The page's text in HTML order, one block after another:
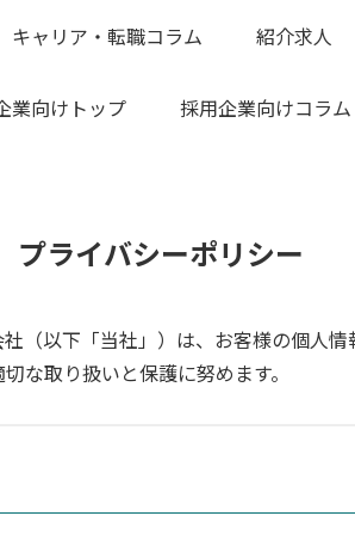
キャリア・転職コラム 紹介求人
業向けトップ 採用企業向けコラム
プライバシーポリシー
（以下「当社」）は、お客様の個人
な取り扱いと保護に努めます。